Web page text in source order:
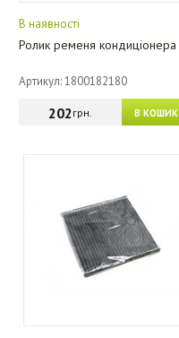
В наявності
Ролик ременя кондиціонера
Артикул: 1800182180
В КОШИК
202грн.